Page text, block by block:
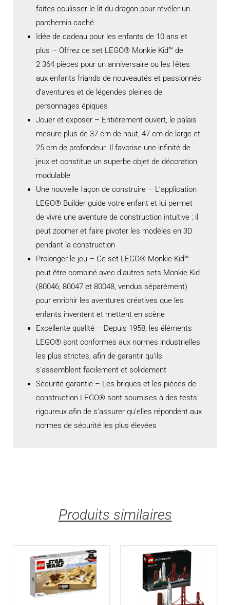
faites coulisser le lit du dragon pour révéler un
parchemin caché
Idée de cadeau pour les enfants de 10 ans et
plus – Offrez ce set LEGO® Monkie Kid™ de
2 364 pièces pour un anniversaire ou les fêtes
aux enfants friands de nouveautés et passionnés
d’aventures et de légendes pleines de
personnages épiques
Jouer et exposer – Entièrement ouvert, le palais
mesure plus de 37 cm de haut, 47 cm de large et
25 cm de profondeur. Il favorise une infinité de
jeux et constitue un superbe objet de décoration
modulable
Une nouvelle façon de construire – L’application
LEGO® Builder guide votre enfant et lui permet
de vivre une aventure de construction intuitive : il
peut zoomer et faire pivoter les modèles en 3D
pendant la construction
Prolonger le jeu – Ce set LEGO® Monkie Kid™
peut être combiné avec d’autres sets Monkie Kid
(80046, 80047 et 80048, vendus séparément)
pour enrichir les aventures créatives que les
enfants inventent et mettent en scène
Excellente qualité – Depuis 1958, les éléments
LEGO® sont conformes aux normes industrielles
les plus strictes, afin de garantir qu’ils
s’assemblent facilement et solidement
Sécurité garantie – Les briques et les pièces de
construction LEGO® sont soumises à des tests
rigoureux afin de s’assurer qu’elles répondent aux
normes de sécurité les plus élevées
Produits similaires